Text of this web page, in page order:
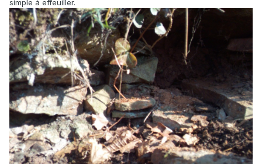
simple à effeuiller.